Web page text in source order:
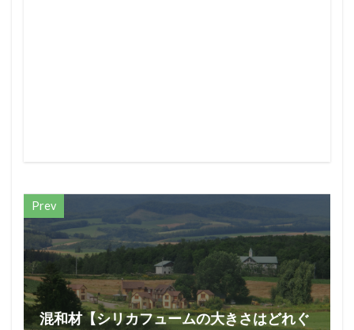
Prev
混和材【シリカフュームの大きさはどれぐ